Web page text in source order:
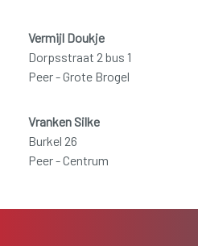
Vermijl Doukje
Dorpsstraat 2 bus 1
Peer - Grote Brogel
Vranken Silke
Burkel 26
Peer - Centrum